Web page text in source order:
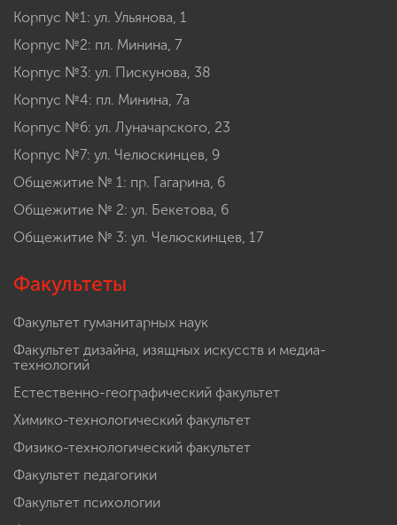
Корпус №1: ул. Ульянова, 1
Корпус №2: пл. Минина, 7
Корпус №3: ул. Пискунова, 38
Корпус №4: пл. Минина, 7а
Корпус №6: ул. Луначарского, 23
Корпус №7: ул. Челюскинцев, 9
Общежитие № 1: пр. Гагарина, 6
Общежитие № 2: ул. Бекетова, 6
Общежитие № 3: ул. Челюскинцев, 17
Факультеты
Факультет гуманитарных наук
Факультет дизайна, изящных искусств и медиа-
технологий
Естественно-географический факультет
Химико-технологический факультет
Физико-технологический факультет
Факультет педагогики
Факультет психологии